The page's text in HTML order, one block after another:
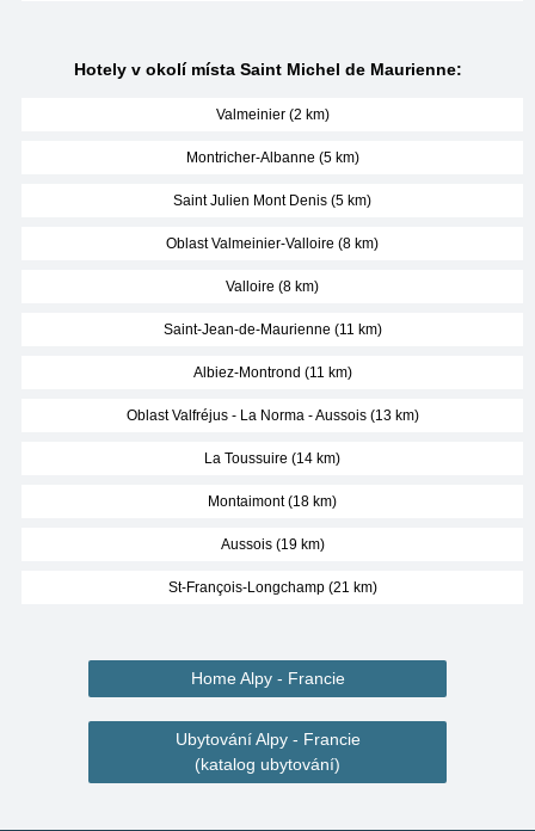
Hotely v okolí místa Saint Michel de Maurienne:
Valmeinier (2 km)
Montricher-Albanne (5 km)
Saint Julien Mont Denis (5 km)
Oblast Valmeinier-Valloire (8 km)
Valloire (8 km)
Saint-Jean-de-Maurienne (11 km)
Albiez-Montrond (11 km)
Oblast Valfréjus - La Norma - Aussois (13 km)
La Toussuire (14 km)
Montaimont (18 km)
Aussois (19 km)
St-François-Longchamp (21 km)
Home Alpy - Francie
Ubytování Alpy - Francie
(katalog ubytování)